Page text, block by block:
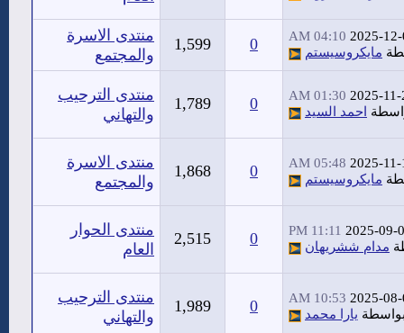
2025-
04:10 AM
مايكروسيستم 0
1,599
منتدى الاسرة
والمجتمع
2025-11-
01:30 AM
احمد السيد 0
1,789
منتدى الترحيب
والتهاني
2025-11-
05:48 AM
مايكروسيستم 0
1,868
منتدى الاسرة
والمجتمع
2025-09-
11:11 PM
مدام ششريهان 0
2,515
منتدى الحوار
العام
2025-
10:53 AM
يارا محمد 0
1,989
منتدى الترحيب
والتهاني